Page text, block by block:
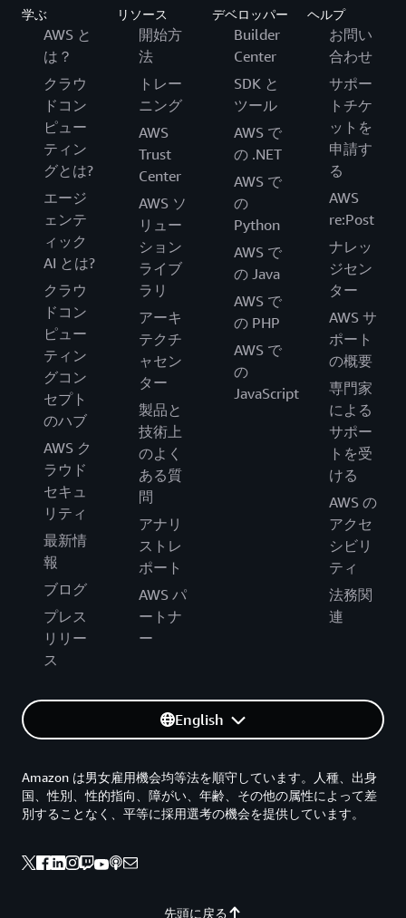
学ぶ
AWS と
は？
クラウ
ドコン
ピュー
ティン
グとは?
エージ
ェンテ
ィック
AI とは?
クラウ
ドコン
ピュー
ティン
グコン
セプト
のハブ
AWS ク
ラウド
セキュ
リティ
最新情
報
ブログ
プレス
リリー
ス
リソース
開始方
法
トレー
ニング
AWS
Trust
Center
AWS ソ
リュー
ション
ライブ
ラリ
アーキ
テクチ
ャセン
ター
製品と
技術上
のよく
ある質
問
アナリ
ストレ
ポート
AWS パ
ートナ
ー
デベロッパー
Builder
Center
SDK と
ツール
AWS で
の .NET
AWS で
の
Python
AWS で
の Java
AWS で
の PHP
AWS で
の
JavaScript
ヘルプ
お問い
合わせ
サポー
トチケ
ットを
申請す
る
AWS
re:Post
ナレッ
ジセン
ター
AWS サ
ポート
の概要
専門家
による
サポー
トを受
ける
AWS の
アクセ
シビリ
ティ
法務関
連
English
先頭に戻る
Amazon は男女雇用機会均等法を順守しています。人種、出身
国、性別、性的指向、障がい、年齢、その他の属性によって差
別することなく、平等に採用選考の機会を提供しています。